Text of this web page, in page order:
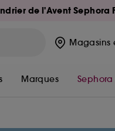
de l'Avent Sephora
Magasins
Marques